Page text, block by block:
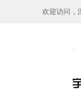
欢迎访问，